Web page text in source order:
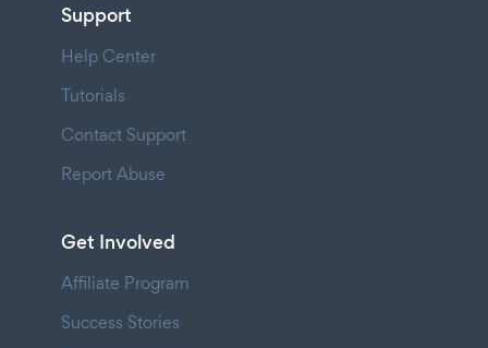
Support
Help Center
Tutorials
Contact Support
Report Abuse
Get Involved
Affiliate Program
Success Stories